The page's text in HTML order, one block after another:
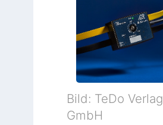
Bild: TeDo Verlag
GmbH